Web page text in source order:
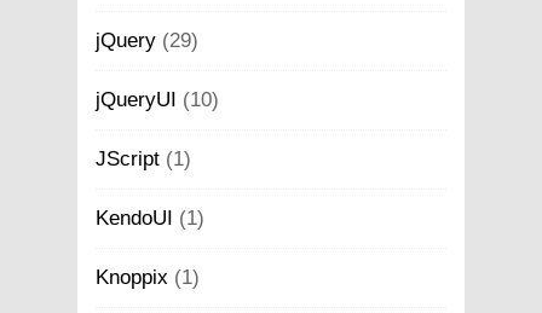
jQuery (29)
jQueryUI (10)
JScript (1)
KendoUI (1)
Knoppix (1)